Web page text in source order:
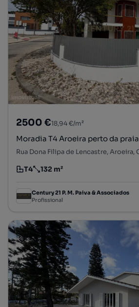
2500 €18,94 €/m²
Moradia T4 Aroeira perto da praia
Tipologia
T4
Preço por metro quadrado
132 m²
Century 21 P. M. Paiva & Associados
Profissional